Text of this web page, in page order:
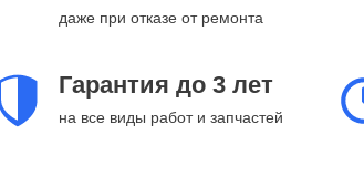
даже при отказе от ремонта
Гарантия до 3 лет
на все виды работ и запчастей